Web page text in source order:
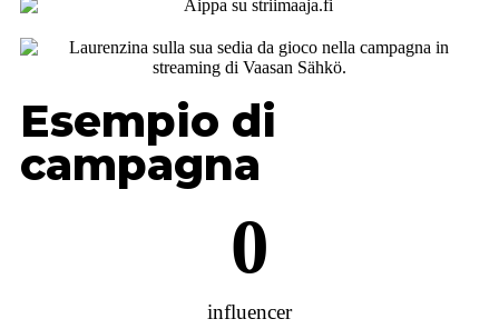
Esempio di
campagna
influencer
0